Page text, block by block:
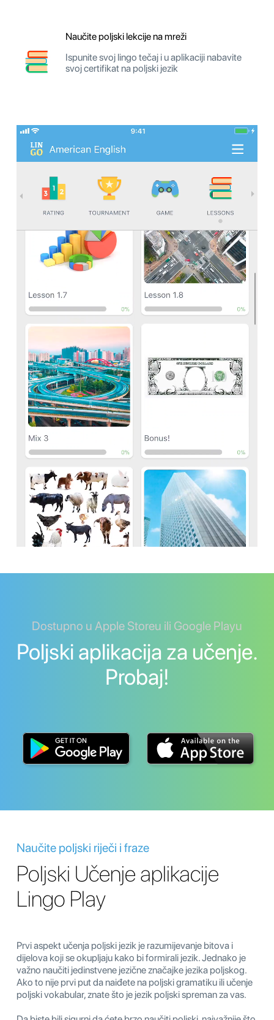
Naučite poljski lekcije na mreži
Ispunite svoj lingo tečaj i u aplikaciji nabavite
svoj certifikat na poljski jezik
Dostupno u Apple Storeu ili Google Playu
Poljski aplikacija za učenje.
Probaj!
Naučite poljski riječi i fraze
Poljski Učenje aplikacije
Lingo Play
Prvi aspekt učenja poljski jezik je razumijevanje bitova i
dijelova koji se okupljaju kako bi formirali jezik. Jednako je
važno naučiti jedinstvene jezične značajke jezika poljskog.
Ako to nije prvi put da naiđete na poljski gramatiku ili učenje
poljski vokabular, znate što je jezik poljski spreman za vas.